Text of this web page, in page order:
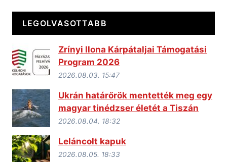
LEGOLVASOTTABB
Zrínyi Ilona Kárpátaljai Támogatási
Program 2026
2026.08.03. 15:47
Ukrán határőrök mentették meg egy
magyar tinédzser életét a Tiszán
2026.08.04. 18:32
Leláncolt kapuk
2026.08.05. 18:33